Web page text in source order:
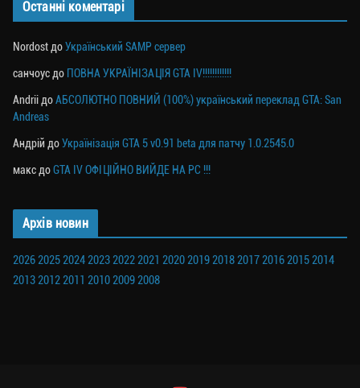
Останні коментарі
Nordost доУкраїнський SAMP сервер
санчоус до ПОВНА УКРАЇНІЗАЦІЯ GTA IV!!!!!!!!!!!!
Andrii доАБСОЛЮТНО ПОВНИЙ (100%) український переклад GTA: San
Andreas
Андрій доУкраїнізація GTA 5 v0.91 beta для патчу 1.0.2545.0
макс доGTA IV ОФІЦІЙНО ВИЙДЕ НА PC !!!
Архів новин
202620252024202320222021 2020201920182017201620152014
201320122011 201020092008